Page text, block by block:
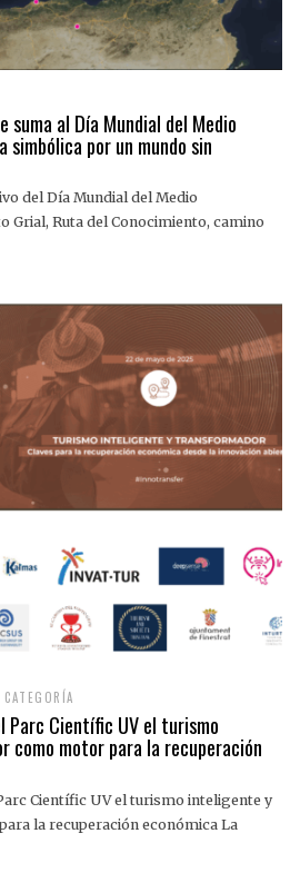
suma al Día Mundial del Medio
por un mundo sin
del Día Mundial del Medio
Grial, Ruta del Conocimiento, camino
Parc Científic UV el turismo
motor para la recuperación
Científic UV el turismo inteligente y
la recuperación económica La